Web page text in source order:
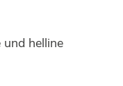
helline